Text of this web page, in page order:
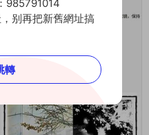
985791014
别再把新舊網址搞
轉